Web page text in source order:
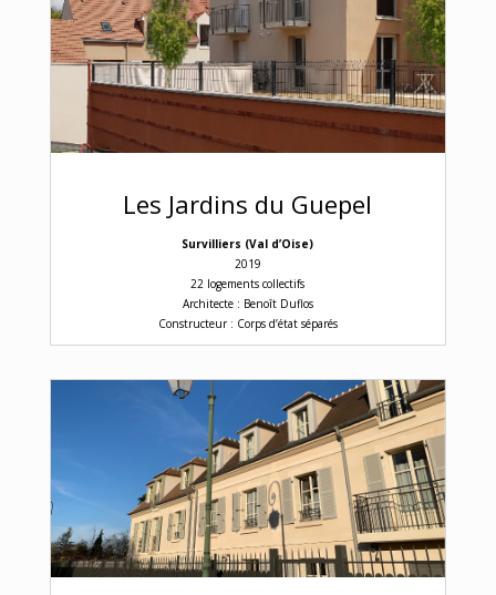
Les Jardins du Guepel
Survilliers (Val d’Oise)
2019
22 logements collectifs
Architecte : Benoît Duflos
Constructeur : Corps d’état séparés